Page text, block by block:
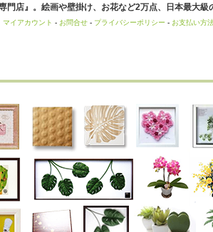
門店』。絵画や壁掛け、お花など2万点、日本最大
マイアカウント - お問合せ - プライバシーポリシー - お支払い方